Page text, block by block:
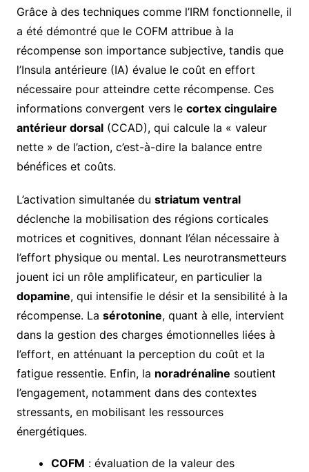
Grâce à des techniques comme l’IRM fonctionnelle, il
a été démontré que le COFM attribue à la
récompense son importance subjective, tandis que
l’Insula antérieure (IA) évalue le coût en effort
nécessaire pour atteindre cette récompense. Ces
informations convergent vers le cortex cingulaire
antérieur dorsal(CCAD), qui calcule la « valeur
nette » de l’action, c’est-à-dire la balance entre
bénéfices et coûts.
L’activation simultanée du striatum ventral
déclenche la mobilisation des régions corticales
motrices et cognitives, donnant l’élan nécessaire à
l’effort physique ou mental. Les neurotransmetteurs
jouent ici un rôle amplificateur, en particulier la
dopamine, qui intensifie le désir et la sensibilité à la
récompense. La sérotonine, quant à elle, intervient
dans la gestion des charges émotionnelles liées à
l’effort, en atténuant la perception du coût et la
fatigue ressentie. Enfin, la noradrénaline soutient
l’engagement, notamment dans des contextes
stressants, en mobilisant les ressources
énergétiques.
COFM : évaluation de la valeur des